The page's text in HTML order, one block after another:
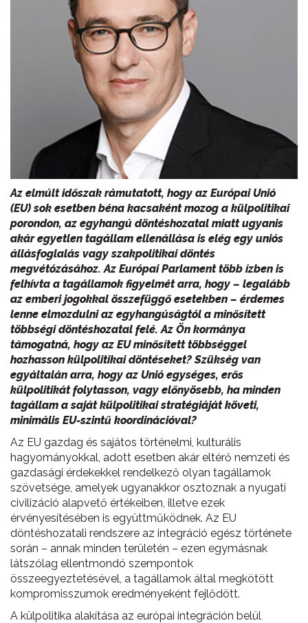
Az elmúlt időszak rámutatott, hogy az Európai Unió
(EU) sok esetben béna kacsaként mozog a külpolitikai
porondon, az egyhangú döntéshozatal miatt ugyanis
akár egyetlen tagállam ellenállása is elég egy uniós
állásfoglalás vagy szakpolitikai döntés
megvétózásához. Az Európai Parlament több ízben is
felhívta a tagállamok figyelmét arra, hogy – legalább
az emberi jogokkal összefüggő esetekben – érdemes
lenne elmozdulni az egyhangúságtól a minősített
többségi döntéshozatal felé. Az Ön kormánya
támogatná, hogy az EU minősített többséggel
hozhasson külpolitikai döntéseket? Szükség van
egyáltalán arra, hogy az Unió egységes, erős
külpolitikát folytasson, vagy előnyösebb, ha minden
tagállam a saját külpolitikai stratégiáját követi,
minimális EU-szintű koordinációval?
Az EU gazdag és sajátos történelmi, kulturális
hagyományokkal, adott esetben akár eltérő nemzeti és
gazdasági érdekekkel rendelkező olyan tagállamok
szövetsége, amelyek ugyanakkor osztoznak a nyugati
civilizáció alapvető értékeiben, illetve ezek
érvényesítésében is együttműködnek. Az EU
döntéshozatali rendszere az integráció egész története
során – annak minden területén – ezen egymásnak
látszólag ellentmondó szempontok
összeegyeztetésével, a tagállamok által megkötött
kompromisszumok eredményeként fejlődött.
A külpolitika alakítása az európai integráción belül